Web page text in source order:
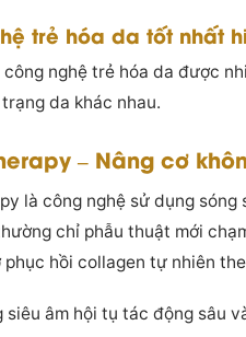
trẻ hóa da tốt nhất
nghệ trẻ hóa da được
da khác nhau.
– Nâng cơ
là công nghệ sử dụng
chỉ phẫu thuật mới
phục hồi collagen tự nhiên
siêu âm hội tụ tác động sâu